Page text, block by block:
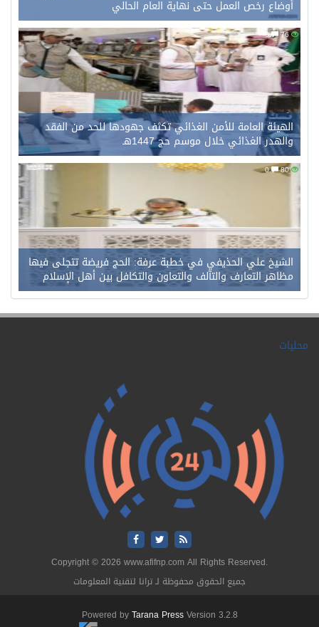
أوضاع رخص العمل حتى نهاية العام الحالي
76
0
الهيئة العامة للأمن الغذائي تكثف جهودها للحد من الفقد
والهدر الغذائي خلال موسم حج 1447هـ
80
0
الشيخ علي الحذيفي في خطبة عرفة: الحج فريضة تتجلى فيها
مظاهر التعارف والتآلف والتعاون والتكافل بين أهل الإسلام
محليات
Copyright © 2026 www.afifnp.com All Rights Reserved.
جميع الحقوق محفوظة لـ ترانا لتقنية المعلومات
Powered byTarana PressVersion 3.2.8